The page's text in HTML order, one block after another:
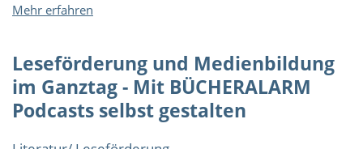
Mehr erfahren
-
Zukunftspower
für
junge
Leseförderung und Medienbildung
im Ganztag - Mit BÜCHERALARM
Podcasts selbst gestalten